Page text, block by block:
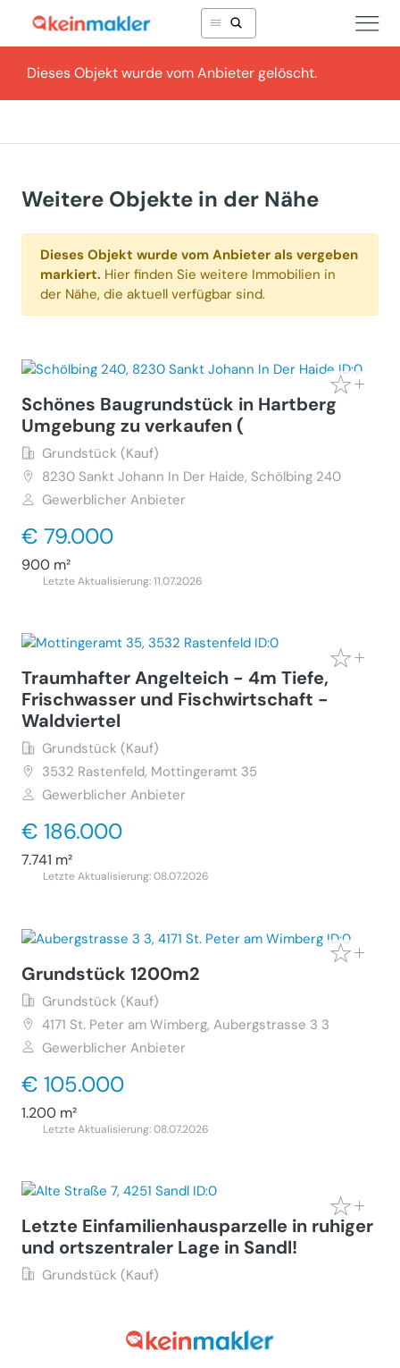
Dieses Objekt wurde vom Anbieter gelöscht.
Weitere Objekte in der Nähe
Dieses Objekt wurde vom Anbieter als vergeben
markiert. Hier finden Sie weitere Immobilien in
der Nähe, die aktuell verfügbar sind.
Schönes Baugrundstück in Hartberg
Umgebung zu verkaufen (
Grundstück (Kauf)
8230 Sankt Johann In Der Haide, Schölbing 240
Gewerblicher Anbieter
€ 79.000
900 m²
Letzte Aktualisierung: 11.07.2026
Traumhafter Angelteich - 4m Tiefe,
Frischwasser und Fischwirtschaft -
Waldviertel
Grundstück (Kauf)
3532 Rastenfeld, Mottingeramt 35
Gewerblicher Anbieter
€ 186.000
7.741 m²
Letzte Aktualisierung: 08.07.2026
Grundstück 1200m2
Grundstück (Kauf)
4171 St. Peter am Wimberg, Aubergstrasse 3 3
Gewerblicher Anbieter
€ 105.000
1.200 m²
Letzte Aktualisierung: 08.07.2026
Letzte Einfamilienhausparzelle in ruhiger
und ortszentraler Lage in Sandl!
Grundstück (Kauf)